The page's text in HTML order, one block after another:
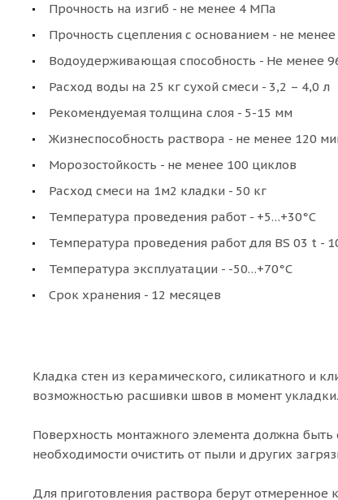
Прочность на изгиб - не менее 4 МПа
Прочность сцепления с основанием - не
Водоудерживающая способность - Не менее
Расход воды на 25 кг сухой смеси - 3,2 – 4,0 л
Рекомендуемая толщина слоя - 5-15 мм
Жизнеспособность раствора - не менее 120
Морозостойкость - не менее 100 циклов
Расход смеси на 1м2 кладки - 50 кг
Температура проведения работ - +5…+30°С
Температура проведения работ для BS 03 t -
Температура эксплуатации - -50…+70°С
Срок хранения - 12 месяцев
Кладка стен из керамического, силикатного и
возможностью расшивки швов в момент укладки.
Поверхность монтажного элемента должна
необходимости очистить от пыли и других
Для приготовления раствора берут отмеренное